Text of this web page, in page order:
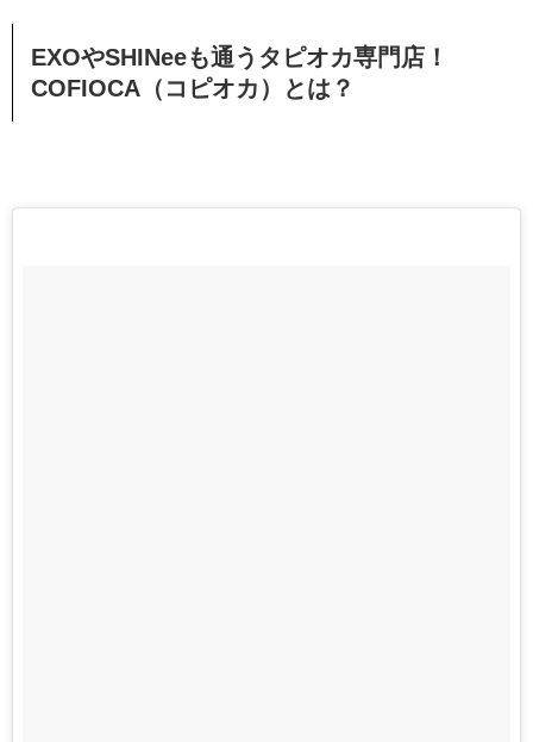
EXOやSHINeeも通うタピオカ専門店！
COFIOCA（コピオカ）とは？